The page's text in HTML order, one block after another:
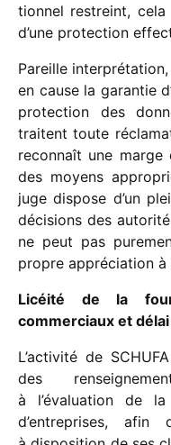
tion­nel restreint,
d’une protec­tion
Pareille
en cause la garan­tie
protec­tion des
traitent toute
recon­naît une marge
des moyens
juge dispose d’un
déci­sions des
ne peut pas
propre appré­cia­tion à
Licéité de la
commer­ciaux et
L’activité de
des
à l’évaluation de
d’entreprises,